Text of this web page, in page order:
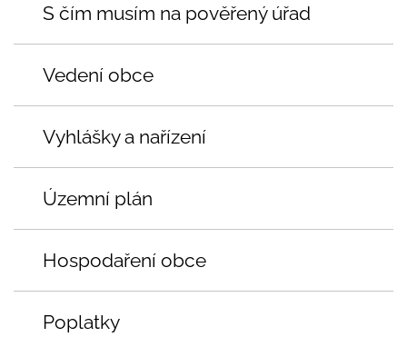
S čím musím na pověřený úřad
Vedení obce
Vyhlášky a nařízení
Územní plán
Hospodaření obce
Poplatky